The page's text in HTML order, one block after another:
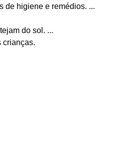
de higiene e remédios. ...
do sol. ...
crianças.